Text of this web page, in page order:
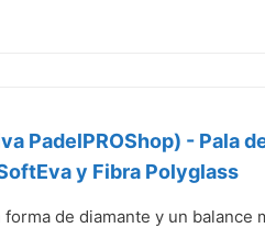
PadelPROShop) - Pala
y Fibra Polyglass
forma de diamante y un